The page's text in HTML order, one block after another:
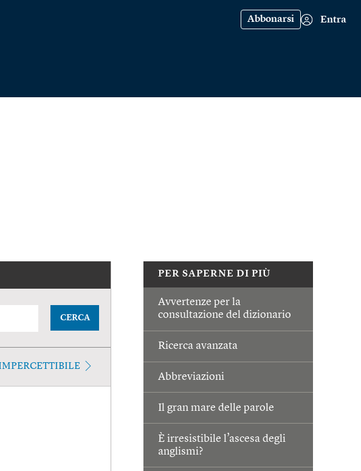
Abbonarsi Entra
PER SAPERNE DI PIÙ
Avvertenze per la
consultazione del dizionario
Ricerca avanzata
Abbreviazioni
Il gran mare delle parole
È irresistibile l’ascesa degli
anglismi?
CERCA